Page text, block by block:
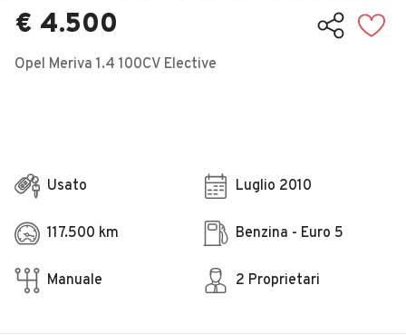
€ 4.500
Opel Meriva 1.4 100CV Elective
Usato Luglio 2010
117.500 km Benzina - Euro 5
Manuale 2 Proprietari